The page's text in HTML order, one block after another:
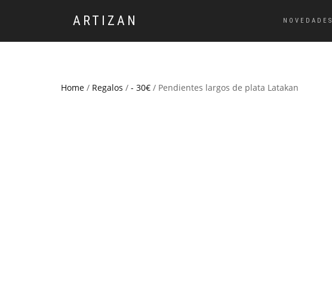
ARTIZAN NOVEDADES
Home / Regalos / - 30€ / Pendientes largos de plata Latakan